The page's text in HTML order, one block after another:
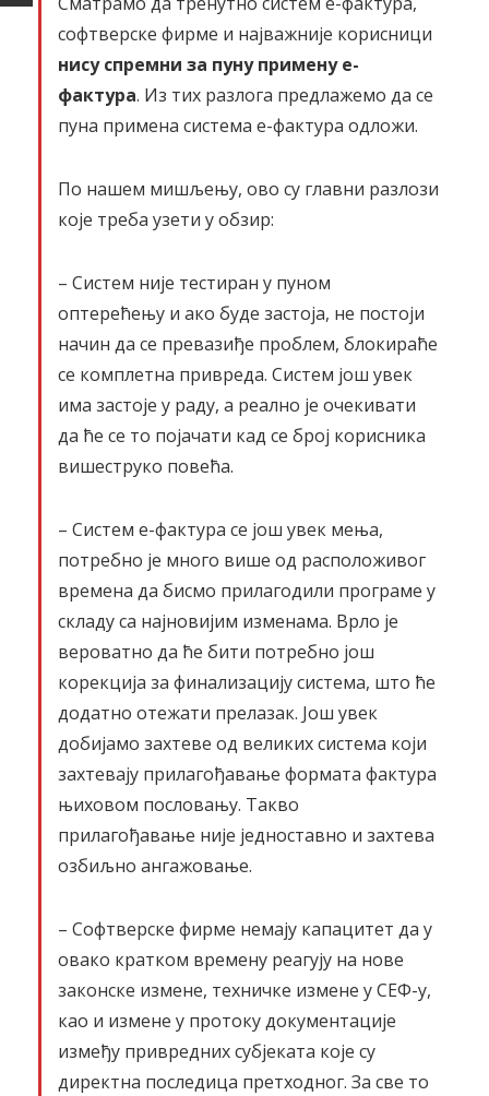
софтверске фирме и најважније корисници
нису спремни за пуну примену е-
фактура. Из тих разлога предлажемо да се
пуна примена система е-фактура одложи.
По нашем мишљењу, ово су главни разлози
које треба узети у обзир:
– Систем није тестиран у пуном
оптерећењу и ако буде застоја, не постоји
начин да се превазиђе проблем, блокираће
се комплетна привреда. Систем још увек
има застоје у раду, а реално је очекивати
да ће се то појачати кад се број корисника
вишеструко повећа.
– Систем е-фактура се још увек мења,
потребно је много више од расположивог
времена да бисмо прилагодили програме у
складу са најновијим изменама. Врло је
вероватно да ће бити потребно још
корекција за финализацију система, што ће
додатно отежати прелазак. Још увек
добијамо захтеве од великих система који
захтевају прилагођавање формата фактура
њиховом пословању. Такво
прилагођавање није једноставно и захтева
озбиљно ангажовање.
– Софтверске фирме немају капацитет да у
овако кратком времену реагују на нове
законске измене, техничке измене у СЕФ-у,
као и измене у протоку документације
између привредних субјеката које су
директна последица претходног. За све то